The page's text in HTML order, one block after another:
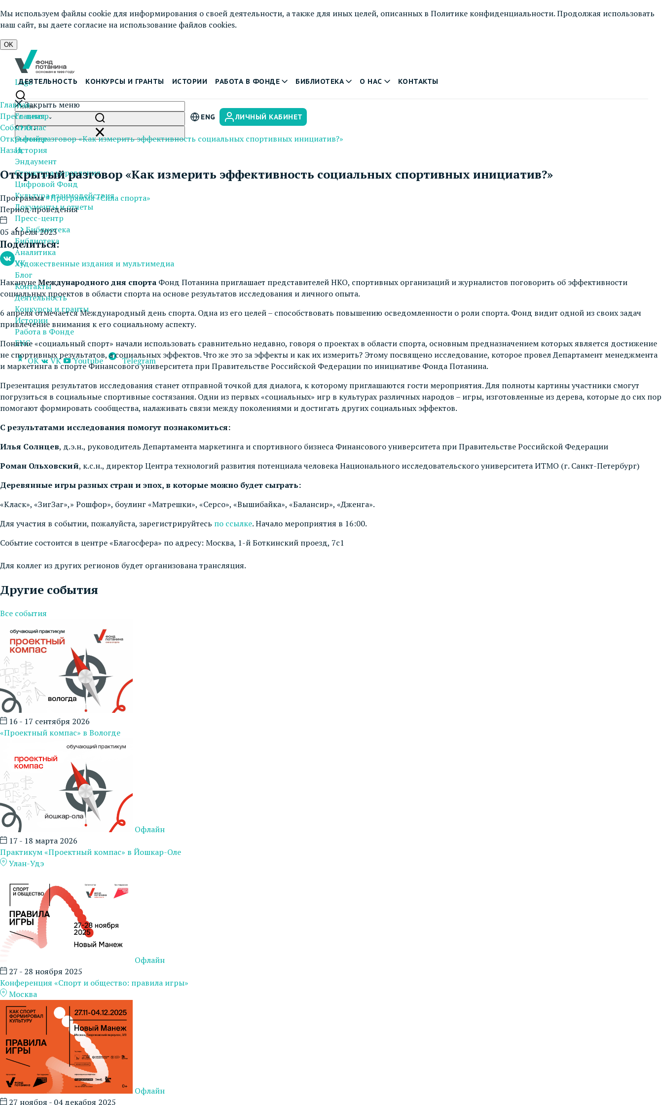
Мы используем файлы cookie для информирования о своей деятельности, а также для иных целей, описанных в Политике конфиденциальности. Продолжая использовать
наш сайт, вы даете согласие на использование файлов cookies.
OK
Logo
ДЕЯТЕЛЬНОСТЬ КОНКУРСЫ И ГРАНТЫ ИСТОРИИ РАБОТА В ФОНДЕ БИБЛИОТЕКА О НАС КОНТАКТЫ
ENG ЛИЧНЫЙ КАБИНЕТ
Закрыть меню
Главная
О нас
О фонде
История
Эндаумент
Структура управления
Цифровой Фонд
Культура взаимодействия
Документы и отчеты
Пресс-центр
Библиотека
Библиотека
Аналитика
Художественные издания и мультимедиа
Блог
Контакты
Деятельность
Конкурсы и гранты
Истории
Работа в Фонде
ENG
OK
VK Youtube Telegram
Главная
Пресс-центр
События
Открытый разговор «Как измерить эффективность социальных спортивных инициатив?»
Назад
Открытый разговор «Как измерить эффективность социальных спортивных инициатив?»
Программа#Программа «Сила спорта»
Период проведения
05 апреля 2023
Поделиться:
VK
НаканунеМеждународного дня спорта Фонд Потанина приглашает представителей НКО, спортивных организаций и журналистов поговорить об эффективности
социальных проектов в области спорта на основе результатов исследования и личного опыта.
6 апреля отмечается Международный день спорта. Одна из его целей – способствовать повышению осведомленности о роли спорта. Фонд видит одной из своих задач
привлечение внимания к его социальному аспекту.
Понятие «социальный спорт» начали использовать сравнительно недавно, говоря о проектах в области спорта, основным предназначением которых является достижение
не спортивных результатов, а социальных эффектов. Что же это за эффекты и как их измерить? Этому посвящено исследование, которое провел Департамент менеджмента
и маркетинга в спорте Финансового университета при Правительстве Российской Федерации по инициативе Фонда Потанина.
Презентация результатов исследования станет отправной точкой для диалога, к которому приглашаются гости мероприятия. Для полноты картины участники смогут
погрузиться в социальные спортивные состязания. Одни из первых «социальных» игр в культурах различных народов – игры, изготовленные из дерева, которые до сих пор
помогают формировать сообщества, налаживать связи между поколениями и достигать других социальных эффектов.
С результатами исследования помогут познакомиться:
Илья Солнцев, д.э.н., руководитель Департамента маркетинга и спортивного бизнеса Финансового университета при Правительстве Российской Федерации
Роман Ольховский, к.с.н., директор Центра технологий развития потенциала человека Национального исследовательского университета ИТМО (г. Санкт-Петербург)
Деревянные игры разных стран и эпох, в которые можно будет сыграть:
«Класк», «ЗигЗаг»,» Рошфор», боулинг «Матрешки», «Серсо», «Вышибайка», «Балансир», «Дженга».
Для участия в событии, пожалуйста, зарегистрируйтесь по ссылке. Начало мероприятия в 16:00.
Событие состоится в центре «Благосфера» по адресу: Москва, 1-й Боткинский проезд, 7с1
Для коллег из других регионов будет организована трансляция.
Другие события
Все события
16 - 17 сентября 2026
«Проектный компас» в Вологде
Офлайн
17 - 18 марта 2026
Практикум «Проектный компас» в Йошкар-Оле
Улан-Удэ
Офлайн
27 - 28 ноября 2025
Конференция «Спорт и общество: правила игры»
Москва
Офлайн
27 ноября - 04 декабря 2025